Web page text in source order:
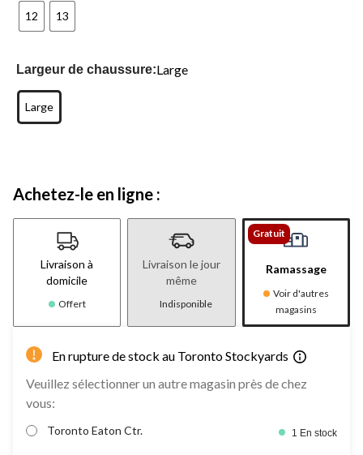
12 13
Largeur de chaussure:Large
Large
Achetez-le en ligne :
Livraison à
domicile
Offert
Livraison le jour
même
Indisponible
Gratuit
Ramassage
Voir d'autres
magasins
En rupture de stock au Toronto Stockyards
Veuillez sélectionner un autre magasin près de chez
vous:
Toronto Eaton Ctr. 1 En stock